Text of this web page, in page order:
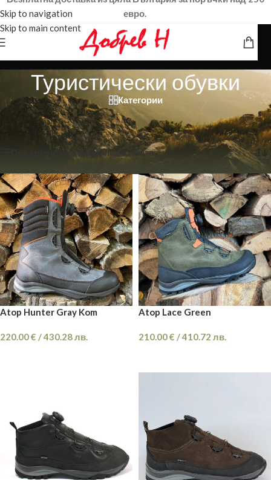
Skip to navigation
Skip to main content
евро.
Туристически обувки
Категории
Начало/Дамски обувки/Туристически обувки
Показване на 1–12 от 35 резултата
Показване на страничната лента
Atop Hunter Gray Kom
220.00€ /430.28лв.
Atop Lace Green
210.00€ /410.72 лв.